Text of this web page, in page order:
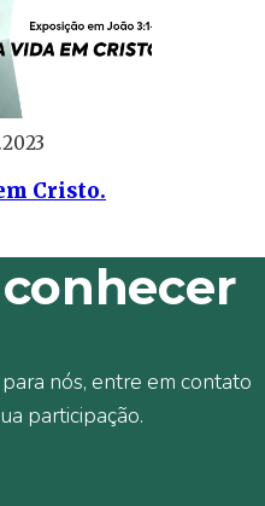
Cristo.
nós, entre em contato
participação.